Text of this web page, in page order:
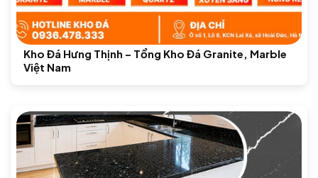
Kho Đá Hưng Thịnh – Tổng Kho Đá Granite, Marble
Việt Nam